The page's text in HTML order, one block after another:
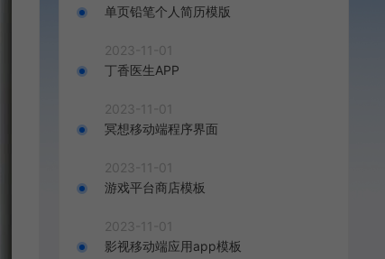
单页铅笔个人简历模版
2023-11-01
丁香医生APP
2023-11-01
冥想移动端程序界面
2023-11-01
游戏平台商店模板
2023-11-01
影视移动端应用app模板